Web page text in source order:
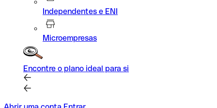
Independentes e ENI
Microempresas
Encontre o plano ideal para si